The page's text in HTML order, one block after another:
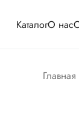
КаталогО нас
Главная